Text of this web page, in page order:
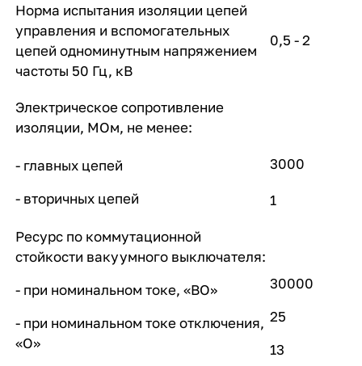
Норма испытания изоляции цепей
управления и вспомогательных
цепей одноминутным напряжением
частоты 50 Гц, кВ
0,5 - 2
Электрическое сопротивление
изоляции, МОм, не менее:
- главных цепей
- вторичных цепей
3000
1
Ресурс по коммутационной
стойкости вакуумного выключателя:
- при номинальном токе, «ВО»
- при номинальном токе отключения,
«О»
30000
25
13